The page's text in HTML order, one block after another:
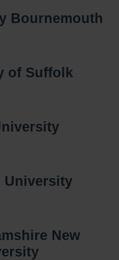
Bournemouth
of Suffolk
University
New